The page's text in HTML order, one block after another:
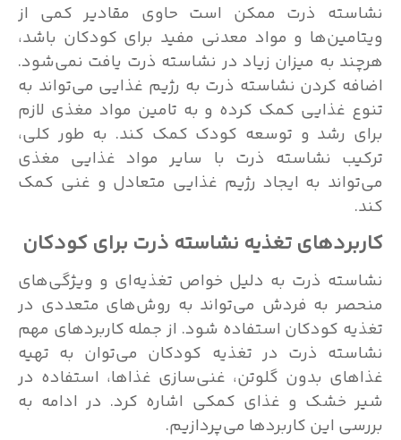
نشاسته ذرت ممکن است حاوی مقادیر کمی از
ویتامین‌ها و مواد معدنی مفید برای کودکان باشد،
هرچند به میزان زیاد در نشاسته ذرت یافت نمی‌شود.
اضافه کردن نشاسته ذرت به رژیم غذایی می‌تواند به
تنوع غذایی کمک کرده و به تامین مواد مغذی لازم
برای رشد و توسعه کودک کمک کند. به طور کلی،
ترکیب نشاسته ذرت با سایر مواد غذایی مغذی
می‌تواند به ایجاد رژیم غذایی متعادل و غنی کمک
کند.
کاربردهای تغذیه نشاسته ذرت برای کودکان
نشاسته ذرت به دلیل خواص تغذیه‌ای و ویژگی‌های
منحصر به فردش می‌تواند به روش‌های متعددی در
تغذیه کودکان استفاده شود. از جمله کاربردهای مهم
نشاسته ذرت در تغذیه کودکان می‌توان به تهیه
غذاهای بدون گلوتن، غنی‌سازی غذاها، استفاده در
شیر خشک و غذای کمکی اشاره کرد. در ادامه به
بررسی این کاربردها می‌پردازیم.